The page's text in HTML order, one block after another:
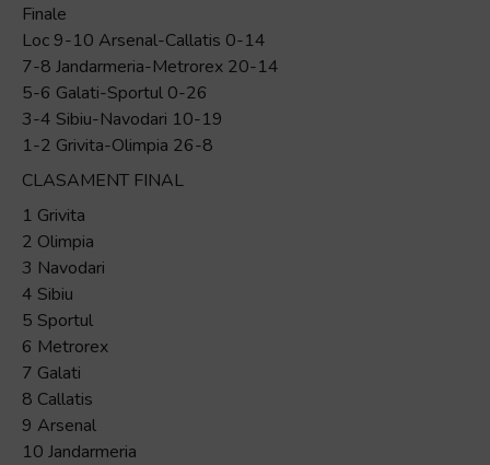
Finale
Loc 9-10 Arsenal-Callatis 0-14
7-8 Jandarmeria-Metrorex 20-14
5-6 Galati-Sportul 0-26
3-4 Sibiu-Navodari 10-19
1-2 Grivita-Olimpia 26-8
CLASAMENT FINAL
1 Grivita
2 Olimpia
3 Navodari
4 Sibiu
5 Sportul
6 Metrorex
7 Galati
8 Callatis
9 Arsenal
10 Jandarmeria